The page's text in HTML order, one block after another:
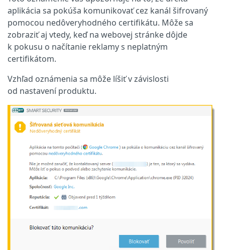
aplikácia sa pokúša komunikovať cez kanál šifrovaný
pomocou nedôveryhodného certifikátu. Môže sa
zobraziť aj vtedy, keď na webovej stránke dôjde
k pokusu o načítanie reklamy s neplatným
certifikátom.
Vzhľad oznámenia sa môže líšiť v závislosti
od nastavení produktu.